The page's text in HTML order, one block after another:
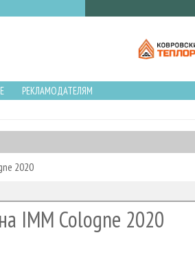
РЕКЛАМОДАТЕЛЯМ
2020
IMM Cologne 2020